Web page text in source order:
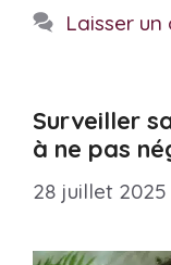
Laisser
Surveiller
à ne pas
28 juillet 2025